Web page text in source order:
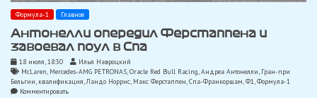
Формула-1 Главное
Антонелли опередил Ферстаппена и
завоевал поул в Спа
18 июля, 18:30
Илья Навроцкий
McLaren, Mercedes-AMG PETRONAS,Oracle Red Bull Racing,Андреа Антонелли, Гран-при
Бельгии, квалификация,Ландо Норрис, Макс Ферстаппен,Спа-Франкоршам,Ф1,Формула-1
Комментироватьon